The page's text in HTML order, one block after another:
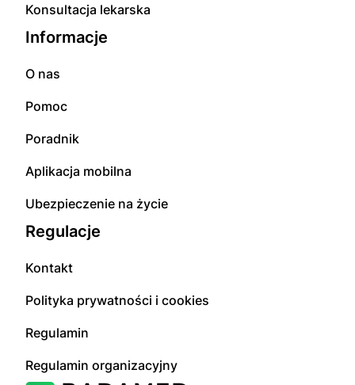
Konsultacja lekarska
Informacje
O nas
Pomoc
Poradnik
Aplikacja mobilna
Ubezpieczenie na życie
Regulacje
Kontakt
Polityka prywatności i cookies
Regulamin
Regulamin organizacyjny